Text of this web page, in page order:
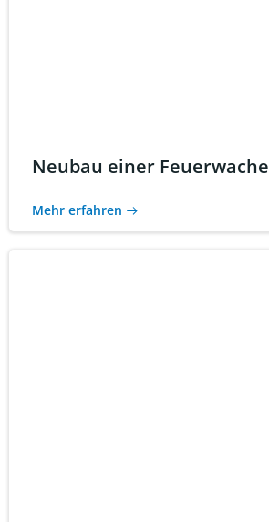
Neubau einer Feuerwache
Mehr erfahren